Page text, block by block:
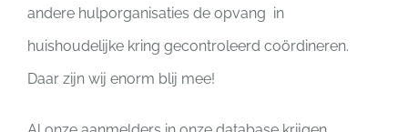
AANMELDEN
andere hulporganisaties de opvang in
huishoudelijke kring gecontroleerd coördineren.
Daar zijn wij enorm blij mee!